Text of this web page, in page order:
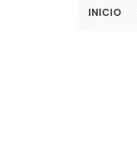
INICIO